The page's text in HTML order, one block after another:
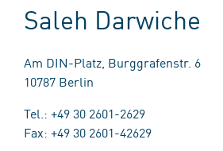
Saleh Darwiche
Am DIN-Platz, Burggrafenstr. 6
10787 Berlin
Tel.: +49 30 2601-2629
Fax: +49 30 2601-42629